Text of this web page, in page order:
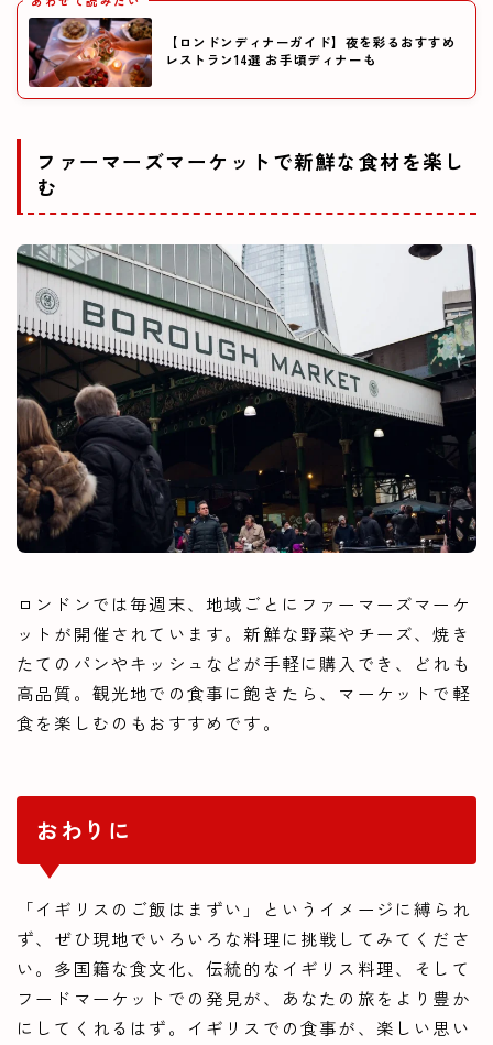
【ロンドンディナーガイド】夜を彩るおすすめ
レストラン14選 お手頃ディナーも
ファーマーズマーケットで新鮮な食材を楽し
む
ロンドンでは毎週末、地域ごとにファーマーズマーケ
ットが開催されています。新鮮な野菜やチーズ、焼き
たてのパンやキッシュなどが手軽に購入でき、どれも
高品質。観光地での食事に飽きたら、マーケットで軽
食を楽しむのもおすすめです。
おわりに
「イギリスのご飯はまずい」というイメージに縛られ
ず、ぜひ現地でいろいろな料理に挑戦してみてくださ
い。多国籍な食文化、伝統的なイギリス料理、そして
フードマーケットでの発見が、あなたの旅をより豊か
にしてくれるはず。イギリスでの食事が、楽しい思い